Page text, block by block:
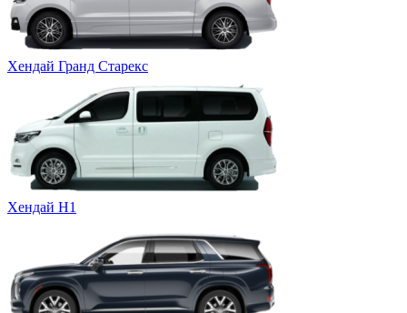
Хендай Гранд Старекс
Хендай Н1